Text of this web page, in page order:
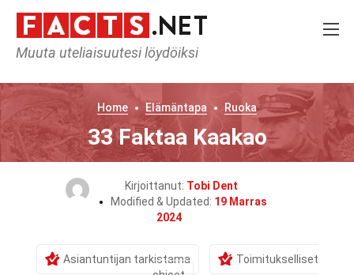
Muuta uteliaisuutesi löydöiksi
Home Elämäntapa Ruoka
33 Faktaa Kaakao
Kirjoittanut: Tobi Dent
Modified & Updated: 19 Marras
2024
Asiantuntijan tarkistama
Toimitukselliset